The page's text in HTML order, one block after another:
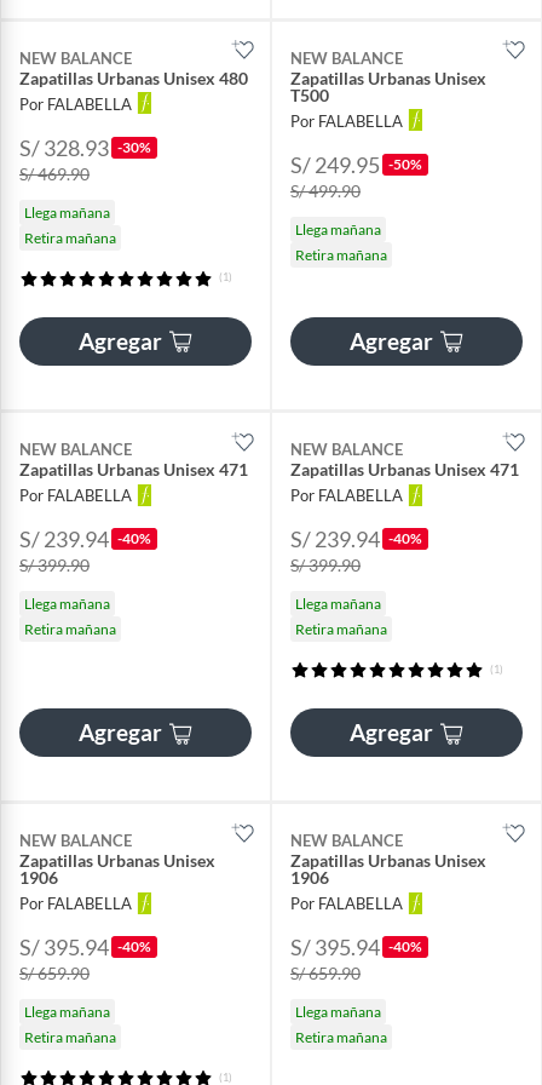
NEW BALANCE
Zapatillas Urbanas Unisex 480
Por FALABELLA
S/ 328.93 -30%
S/ 469.90
Llega mañana
Retira mañana
(1)
Agregar
NEW BALANCE
Zapatillas Urbanas Unisex
T500
Por FALABELLA
S/ 249.95 -50%
S/ 499.90
Llega mañana
Retira mañana
Agregar
NEW BALANCE
Zapatillas Urbanas Unisex 471
Por FALABELLA
S/ 239.94 -40%
S/ 399.90
Llega mañana
Retira mañana
Agregar
NEW BALANCE
Zapatillas Urbanas Unisex 471
Por FALABELLA
S/ 239.94 -40%
S/ 399.90
Llega mañana
Retira mañana
(1)
Agregar
NEW BALANCE
Zapatillas Urbanas Unisex
1906
Por FALABELLA
S/ 395.94 -40%
S/ 659.90
Llega mañana
Retira mañana
(1)
NEW BALANCE
Zapatillas Urbanas Unisex
1906
Por FALABELLA
S/ 395.94 -40%
S/ 659.90
Llega mañana
Retira mañana